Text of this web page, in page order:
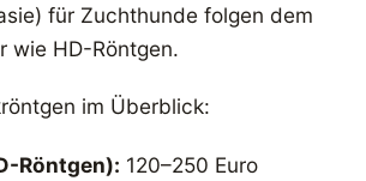
für Zuchthunde folgen dem
wie HD-Röntgen.
im Überblick:
Röntgen): 120–250 Euro